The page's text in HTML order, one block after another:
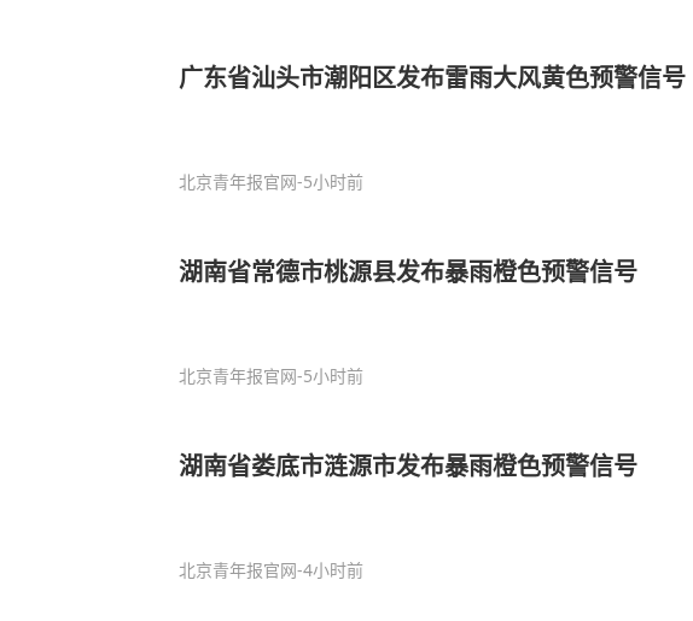
广东省汕头市潮阳区发布雷雨大风黄色预警信号
北京青年报官网-5小时前
湖南省常德市桃源县发布暴雨橙色预警信号
北京青年报官网-5小时前
湖南省娄底市涟源市发布暴雨橙色预警信号
北京青年报官网-4小时前